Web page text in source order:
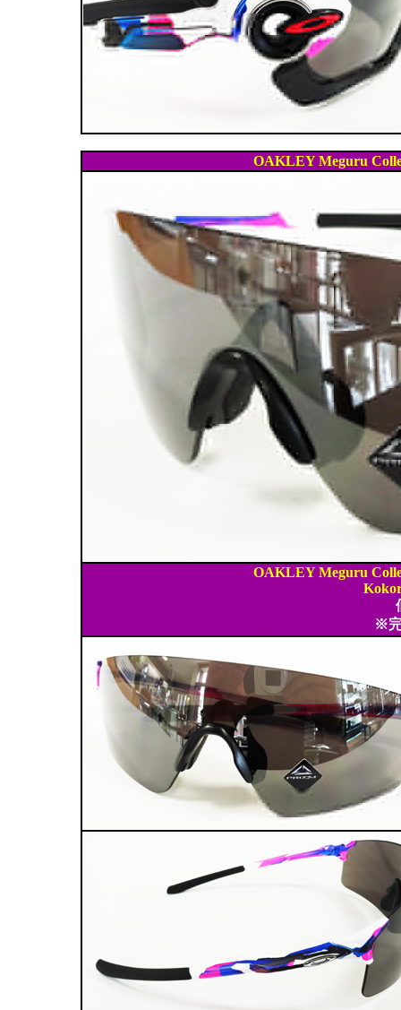
OAKLEY Meguru
OAKLEY Meguru
※